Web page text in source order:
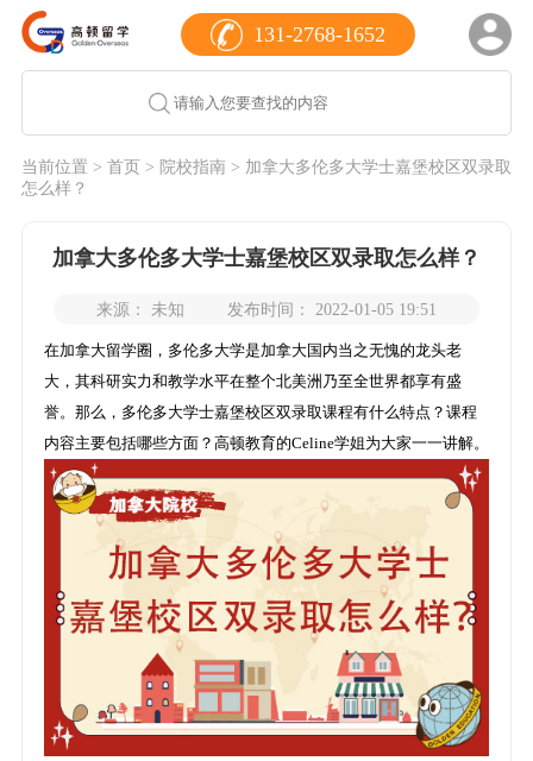
131-2768-1652
当前位置 > 首页 > 院校指南> 加拿大多伦多大学士嘉堡校区双录取
怎么样？
加拿大多伦多大学士嘉堡校区双录取怎么样？
来源： 未知 发布时间： 2022-01-05 19:51
在加拿大留学圈，多伦多大学是加拿大国内当之无愧的龙头老
大，其科研实力和教学水平在整个北美洲乃至全世界都享有盛
誉。那么，多伦多大学士嘉堡校区双录取课程有什么特点？课程
内容主要包括哪些方面？高顿教育的Celine学姐为大家一一讲解。